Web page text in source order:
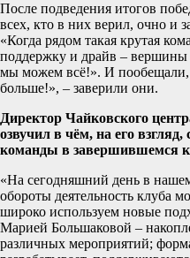
После подведения итогов
всех, кто в них верил, очно и
«Когда рядом такая крутая
поддержку и драйв – вершины
мы можем всё!». И пообещали,
больше!», – заверили они.
Директор Чайковского
озвучил в чём, на его взгляд,
команды в завершившемся
«На сегодняшний день в
обороты деятельность клуба
широко используем новые
Марией Большаковой –
различных мероприятий;